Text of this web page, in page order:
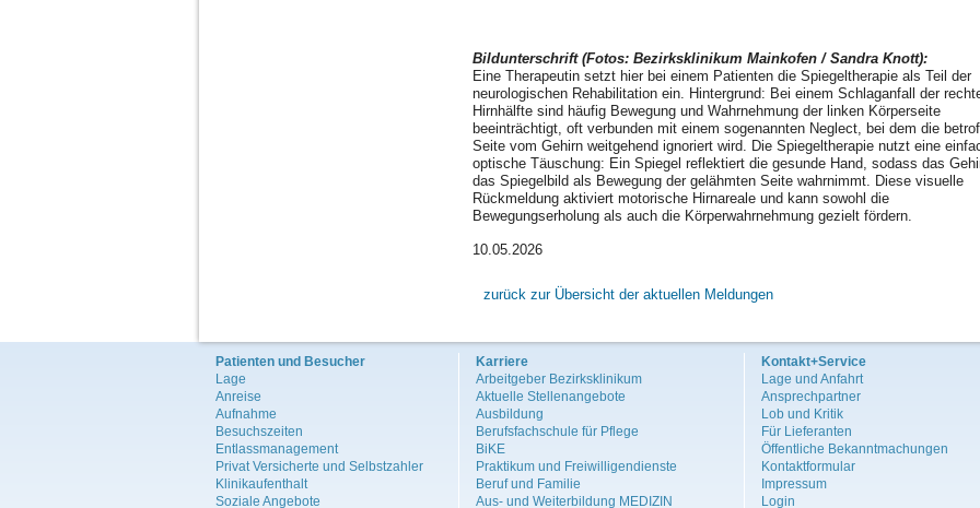
Bildunterschrift (Fotos: Bezirksklinikum Mainkofen / Sandra Knott):
Eine Therapeutin setzt hier bei einem Patienten die Spiegeltherapie als Teil der
neurologischen Rehabilitation ein. Hintergrund: Bei einem Schlaganfall der
Hirnhälfte sind häufig Bewegung und Wahrnehmung der linken Körperseite
beeinträchtigt, oft verbunden mit einem sogenannten Neglect, bei dem die
Seite vom Gehirn weitgehend ignoriert wird. Die Spiegeltherapie nutzt eine
optische Täuschung: Ein Spiegel reflektiert die gesunde Hand, sodass das
das Spiegelbild als Bewegung der gelähmten Seite wahrnimmt. Diese visuelle
Rückmeldung aktiviert motorische Hirnareale und kann sowohl die
Bewegungserholung als auch die Körperwahrnehmung gezielt fördern.
10.05.2026
zurück zur Übersicht der aktuellen Meldungen
Patienten und Besucher
Lage
Anreise
Aufnahme
Besuchszeiten
Entlassmanagement
Privat Versicherte und Selbstzahler
Klinikaufenthalt
Soziale Angebote
Karriere
Arbeitgeber Bezirksklinikum
Aktuelle Stellenangebote
Ausbildung
Berufsfachschule für Pflege
BiKE
Praktikum und Freiwilligendienste
Beruf und Familie
Aus- und Weiterbildung MEDIZIN
Kontakt+Service
Lage und Anfahrt
Ansprechpartner
Lob und Kritik
Für Lieferanten
Öffentliche Bekanntmachungen
Kontaktformular
Impressum
Login